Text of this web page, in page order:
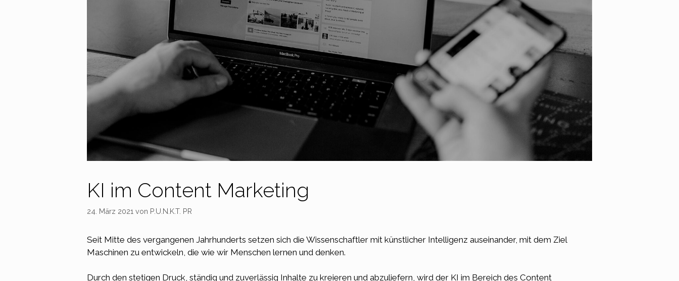
KI im Content Marketing
24. März 2021 von P.U.N.K.T. PR
Seit Mitte des vergangenen Jahrhunderts setzen sich die Wissenschaftler mit künstlicher Intelligenz auseinander, mit dem Ziel
Maschinen zu entwickeln, die wie wir Menschen lernen und denken.
Durch den stetigen Druck, ständig und zuverlässig Inhalte zu kreieren und abzuliefern, wird der KI im Bereich des Content